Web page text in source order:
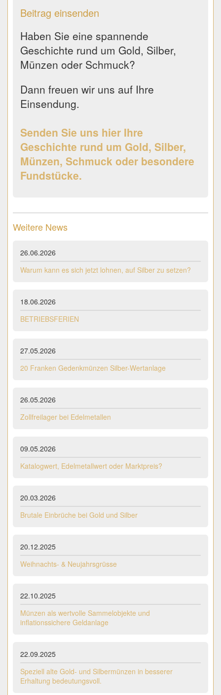
Beitrag einsenden
Haben Sie eine spannende
Geschichte rund um Gold, Silber,
Münzen oder Schmuck?
Dann freuen wir uns auf Ihre
Einsendung.
Senden Sie uns hier Ihre
Geschichte rund um Gold, Silber,
Münzen, Schmuck oder besondere
Fundstücke.
Weitere News
26.06.2026
Warum kann es sich jetzt lohnen, auf Silber zu setzen?
18.06.2026
BETRIEBSFERIEN
27.05.2026
20 Franken Gedenkmünzen Silber-Wertanlage
26.05.2026
Zollfreilager bei Edelmetallen
09.05.2026
Katalogwert, Edelmetallwert oder Marktpreis?
20.03.2026
Brutale Einbrüche bei Gold und Silber
20.12.2025
Weihnachts- & Neujahrsgrüsse
22.10.2025
Münzen als wertvolle Sammelobjekte und
inflationssichere Geldanlage
22.09.2025
Speziell alte Gold- und Silbermünzen in besserer
Erhaltung bedeutungsvoll.